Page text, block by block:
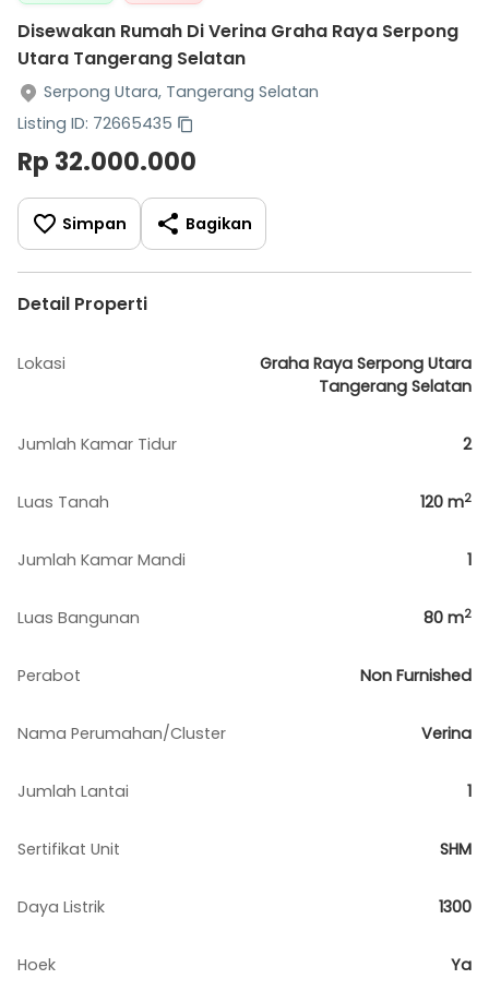
Disewakan Rumah Di Verina Graha Raya Serpong
Utara Tangerang Selatan
Serpong Utara, Tangerang Selatan
Listing ID: 72665435
Rp 32.000.000
Simpan Bagikan
Detail Properti
Lokasi
Graha Raya Serpong Utara
Tangerang Selatan
Jumlah Kamar Tidur 2
Luas Tanah 120 m2
Jumlah Kamar Mandi 1
Luas Bangunan 80 m2
Perabot Non Furnished
Nama Perumahan/Cluster Verina
Jumlah Lantai 1
Sertifikat Unit SHM
Daya Listrik 1300
Hoek Ya